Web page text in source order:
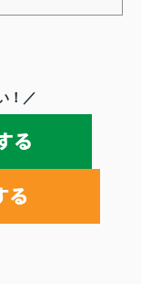
！／